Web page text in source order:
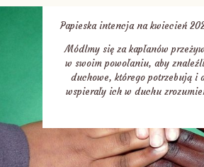
Papieska intencja na kwiecień
Módlmy się za kapłanów
w swoim powołaniu, aby
duchowe, którego potrzebują i
wspierały ich w duchu